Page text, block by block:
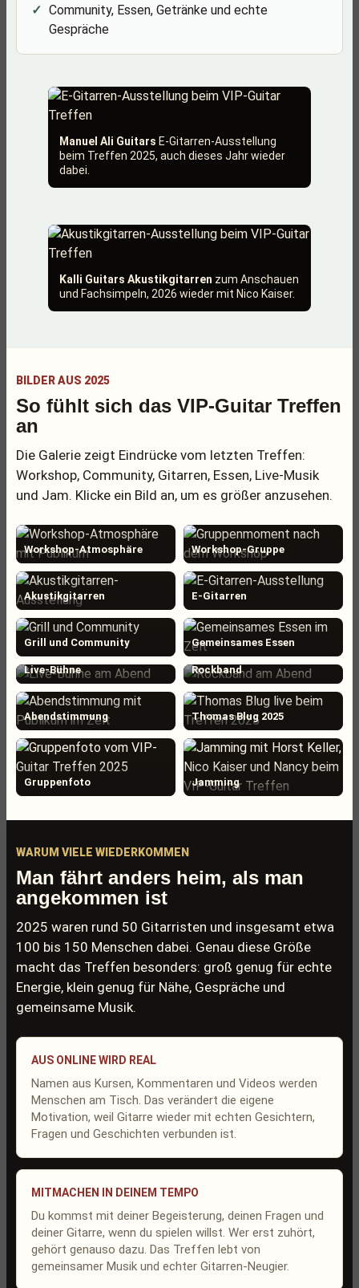
Community, Essen, Getränke und echte
Gespräche
Manuel Ali Guitars E-Gitarren-Ausstellung
beim Treffen 2025, auch dieses Jahr wieder
dabei.
Kalli Guitars Akustikgitarren zum Anschauen
und Fachsimpeln, 2026 wieder mit Nico Kaiser.
BILDER AUS 2025
So fühlt sich das VIP-Guitar Treffen
an
Die Galerie zeigt Eindrücke vom letzten Treffen:
Workshop, Community, Gitarren, Essen, Live-Musik
und Jam. Klicke ein Bild an, um es größer anzusehen.
Workshop-Atmosphäre Workshop-Gruppe
Akustikgitarren E-Gitarren
Grill und Community Gemeinsames Essen
Live-Bühne Rockband
Abendstimmung Thomas Blug 2025
Gruppenfoto Jamming
WARUM VIELE WIEDERKOMMEN
Man fährt anders heim, als man
angekommen ist
2025 waren rund 50 Gitarristen und insgesamt etwa
100 bis 150 Menschen dabei. Genau diese Größe
macht das Treffen besonders: groß genug für echte
Energie, klein genug für Nähe, Gespräche und
gemeinsame Musik.
AUS ONLINE WIRD REAL
Namen aus Kursen, Kommentaren und Videos werden
Menschen am Tisch. Das verändert die eigene
Motivation, weil Gitarre wieder mit echten Gesichtern,
Fragen und Geschichten verbunden ist.
MITMACHEN IN DEINEM TEMPO
Du kommst mit deiner Begeisterung, deinen Fragen und
deiner Gitarre, wenn du spielen willst. Wer erst zuhört,
gehört genauso dazu. Das Treffen lebt von
gemeinsamer Musik und echter Gitarren-Neugier.